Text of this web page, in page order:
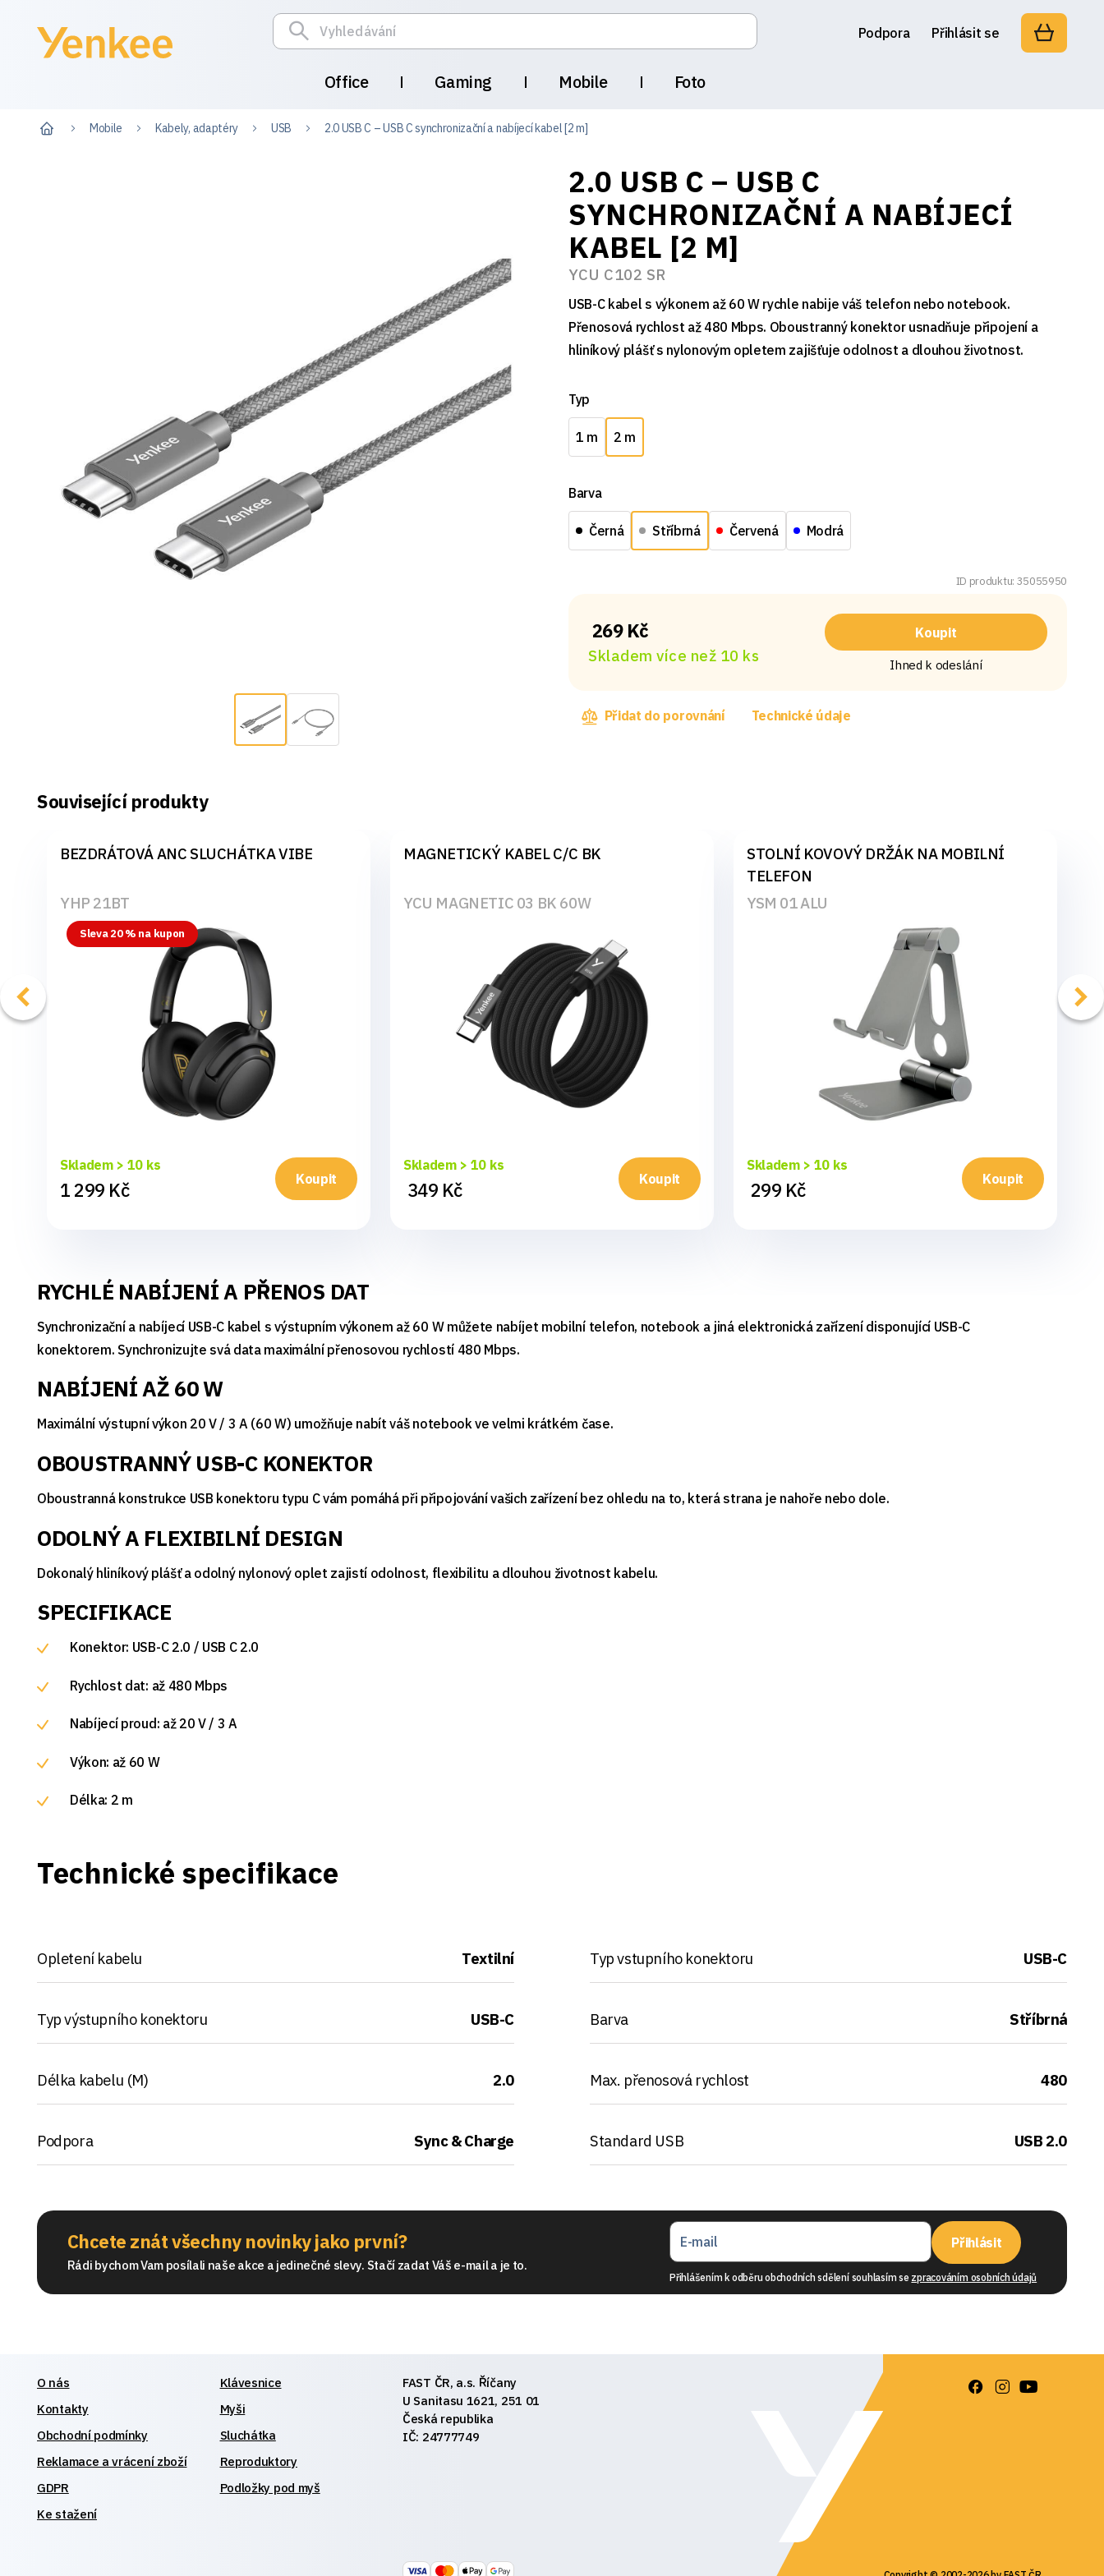
Office Gaming Mobile Foto
Podpora Přihlásit se
Mobile Kabely, adaptéry USB 2.0 USB C – USB C synchronizační a nabíjecí kabel [2 m]
2.0 USB C – USB C
SYNCHRONIZAČNÍ A NABÍJECÍ
KABEL [2 M]
YCU C102 SR
USB-C kabel s výkonem až 60 W rychle nabije váš telefon nebo notebook.
Přenosová rychlost až 480 Mbps. Oboustranný konektor usnadňuje připojení a
hliníkový plášť s nylonovým opletem zajišťuje odolnost a dlouhou životnost.
Typ
1 m 2 m
Barva
Černá Stříbrná Červená Modrá
ID produktu: 35055950
269 Kč
Skladem více než 10 ks
Koupit
Ihned k odeslání
Přidat do porovnání Technické údaje
Související produkty
BEZDRÁTOVÁ ANC SLUCHÁTKA VIBE
YHP 21BT
Sleva 20 % na kupon
Skladem > 10 ks
1 299 Kč Koupit
MAGNETICKÝ KABEL C/C BK
YCU MAGNETIC 03 BK 60W
Skladem > 10 ks
349 Kč Koupit
STOLNÍ KOVOVÝ DRŽÁK NA MOBILNÍ
TELEFON
YSM 01 ALU
Skladem > 10 ks
299 Kč Koupit
RYCHLÉ NABÍJENÍ A PŘENOS DAT
Synchronizační a nabíjecí USB-C kabel s výstupním výkonem až 60 W můžete nabíjet mobilní telefon, notebook a jiná elektronická zařízení disponující USB-C
konektorem. Synchronizujte svá data maximální přenosovou rychlostí 480 Mbps.
NABÍJENÍ AŽ 60 W
Maximální výstupní výkon 20 V / 3 A (60 W) umožňuje nabít váš notebook ve velmi krátkém čase.
OBOUSTRANNÝ USB-C KONEKTOR
Oboustranná konstrukce USB konektoru typu C vám pomáhá při připojování vašich zařízení bez ohledu na to, která strana je nahoře nebo dole.
ODOLNÝ A FLEXIBILNÍ DESIGN
Dokonalý hliníkový plášť a odolný nylonový oplet zajistí odolnost, flexibilitu a dlouhou životnost kabelu.
SPECIFIKACE
Konektor: USB-C 2.0 / USB C 2.0
Rychlost dat: až 480 Mbps
Nabíjecí proud: až 20 V / 3 A
Výkon: až 60 W
Délka: 2 m
Technické specifikace
Opletení kabelu Textilní Typ vstupního konektoru USB-C
Typ výstupního konektoru USB-C Barva Stříbrná
Délka kabelu (M) 2.0 Max. přenosová rychlost 480
Podpora Sync & Charge Standard USB USB 2.0
Chcete znát všechny novinky jako první?
Rádi bychom Vam posílali naše akce a jedinečné slevy. Stačí zadat Váš e-mail a je to.
Přihlásit
Přihlášením k odběru obchodních sdělení souhlasím se zpracováním osobních údajů
O nás
Kontakty
Obchodní podmínky
Reklamace a vrácení zboží
GDPR
Ke stažení
Klávesnice
Myši
Sluchátka
Reproduktory
Podložky pod myš
FAST ČR, a.s. Říčany
U Sanitasu 1621, 251 01
Česká republika
IČ: 24777749